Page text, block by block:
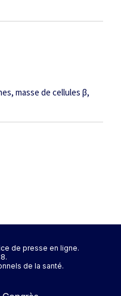
masse de cellules β
de presse en ligne.
de la santé.